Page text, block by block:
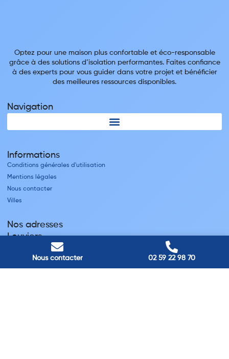
Nous contacter 02 59 22 98 70
Optez pour une maison plus confortable et éco-responsable
grâce à des solutions d’isolation performantes. Faites confiance
à des experts pour vous guider dans votre projet et bénéficier
des meilleures ressources disponibles.
Navigation
Informations
Conditions générales d'utilisation
Mentions légales
Nous contacter
Villes
Nos adresses
Louviers
45 avenue Winston Churchill, Louviers, France
Pont-Audemer